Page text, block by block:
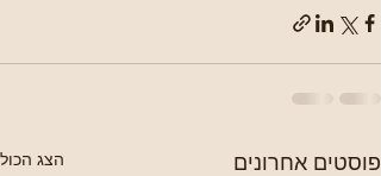
פוסטים אחרונים הצג הכול